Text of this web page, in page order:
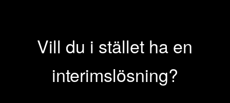
Vill du i stället ha en
interimslösning?